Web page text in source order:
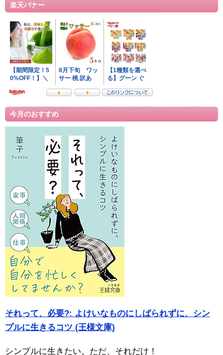
楽天バナー
今月のおすすめ
それって、必要?: よけいなものにしばられずに、シン
プルに生きるコツ (王様文庫)
シンプルに生きたい。ただ、それだけ！